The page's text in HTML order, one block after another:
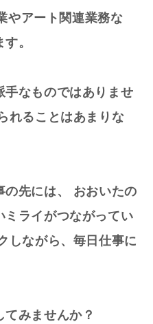
やアート関連業務な
。
なものではありませ
れることはあまりな
先には、
おおいたの
ライがつながってい
しながら、毎日仕事に
みませんか？